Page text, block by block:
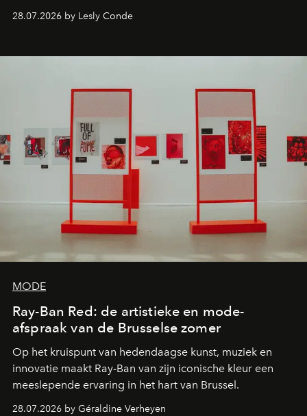
comebacks en veelbelovende nieuwe projecten: dit zijn
de releases die je niet mag missen.
28.07.2026 by Lesly Conde
MODE
Ray-Ban Red: de artistieke en mode-
afspraak van de Brusselse zomer
Op het kruispunt van hedendaagse kunst, muziek en
innovatie maakt Ray-Ban van zijn iconische kleur een
meeslepende ervaring in het hart van Brussel.
28.07.2026 by Géraldine Verheyen